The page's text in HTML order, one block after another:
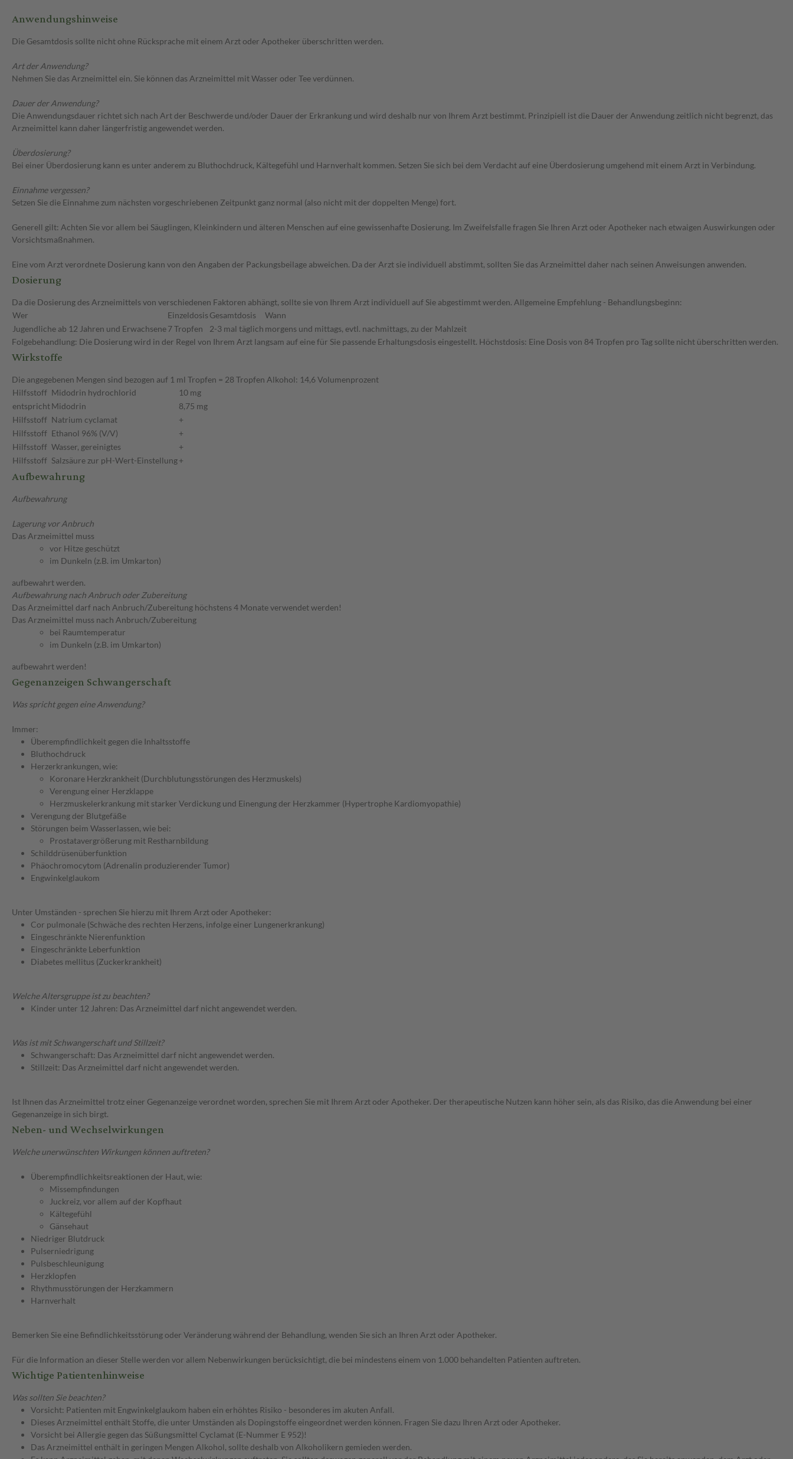
Anwendungshinweise
Die Gesamtdosis sollte nicht ohne Rücksprache mit einem Arzt oder Apotheker überschritten werden.
Art der Anwendung?
Nehmen Sie das Arzneimittel ein. Sie können das Arzneimittel mit Wasser oder Tee verdünnen.
Dauer der Anwendung?
Die Anwendungsdauer richtet sich nach Art der Beschwerde und/oder Dauer der Erkrankung und wird deshalb nur von Ihrem Arzt bestimmt. Prinzipiell ist die Dauer der Anwendung zeitlich nicht begrenzt, das
Arzneimittel kann daher längerfristig angewendet werden.
Überdosierung?
Bei einer Überdosierung kann es unter anderem zu Bluthochdruck, Kältegefühl und Harnverhalt kommen. Setzen Sie sich bei dem Verdacht auf eine Überdosierung umgehend mit einem Arzt in Verbindung.
Einnahme vergessen?
Setzen Sie die Einnahme zum nächsten vorgeschriebenen Zeitpunkt ganz normal (also nicht mit der doppelten Menge) fort.
Generell gilt: Achten Sie vor allem bei Säuglingen, Kleinkindern und älteren Menschen auf eine gewissenhafte Dosierung. Im Zweifelsfalle fragen Sie Ihren Arzt oder Apotheker nach etwaigen Auswirkungen oder
Vorsichtsmaßnahmen.
Eine vom Arzt verordnete Dosierung kann von den Angaben der Packungsbeilage abweichen. Da der Arzt sie individuell abstimmt, sollten Sie das Arzneimittel daher nach seinen Anweisungen anwenden.
Dosierung
Da die Dosierung des Arzneimittels von verschiedenen Faktoren abhängt, sollte sie von Ihrem Arzt individuell auf Sie abgestimmt werden. Allgemeine Empfehlung - Behandlungsbeginn:
Wer
Einzeldosis Gesamtdosis
Wann
Jugendliche ab 12 Jahren und Erwachsene7 Tropfen 2-3 mal täglich morgens und mittags, evtl. nachmittags, zu der Mahlzeit
Folgebehandlung: Die Dosierung wird in der Regel von Ihrem Arzt langsam auf eine für Sie passende Erhaltungsdosis eingestellt. Höchstdosis: Eine Dosis von 84 Tropfen pro Tag sollte nicht überschritten werden.
Wirkstoffe
Die angegebenen Mengen sind bezogen auf 1 ml Tropfen = 28 Tropfen Alkohol: 14,6 Volumenprozent
Hilfsstoff Midodrin hydrochlorid
10 mg
entsprichtMidodrin
8,75 mg
Hilfsstoff Natrium cyclamat
+
Hilfsstoff Ethanol 96% (V/V)
+
Hilfsstoff Wasser, gereinigtes
+
Hilfsstoff Salzsäure zur pH-Wert-Einstellung+
Aufbewahrung
Aufbewahrung
Lagerung vor Anbruch
Das Arzneimittel muss
vor Hitze geschützt
im Dunkeln (z.B. im Umkarton)
aufbewahrt werden.
Aufbewahrung nach Anbruch oder Zubereitung
Das Arzneimittel darf nach Anbruch/Zubereitung höchstens 4 Monate verwendet werden!
Das Arzneimittel muss nach Anbruch/Zubereitung
bei Raumtemperatur
im Dunkeln (z.B. im Umkarton)
aufbewahrt werden!
Gegenanzeigen Schwangerschaft
Was spricht gegen eine Anwendung?
Immer:
Überempfindlichkeit gegen die Inhaltsstoffe
Bluthochdruck
Herzerkrankungen, wie:
Koronare Herzkrankheit (Durchblutungsstörungen des Herzmuskels)
Verengung einer Herzklappe
Herzmuskelerkrankung mit starker Verdickung und Einengung der Herzkammer (Hypertrophe Kardiomyopathie)
Verengung der Blutgefäße
Störungen beim Wasserlassen, wie bei:
Prostatavergrößerung mit Restharnbildung
Schilddrüsenüberfunktion
Phäochromocytom (Adrenalin produzierender Tumor)
Engwinkelglaukom
Unter Umständen - sprechen Sie hierzu mit Ihrem Arzt oder Apotheker:
Cor pulmonale (Schwäche des rechten Herzens, infolge einer Lungenerkrankung)
Eingeschränkte Nierenfunktion
Eingeschränkte Leberfunktion
Diabetes mellitus (Zuckerkrankheit)
Welche Altersgruppe ist zu beachten?
Kinder unter 12 Jahren: Das Arzneimittel darf nicht angewendet werden.
Was ist mit Schwangerschaft und Stillzeit?
Schwangerschaft: Das Arzneimittel darf nicht angewendet werden.
Stillzeit: Das Arzneimittel darf nicht angewendet werden.
Ist Ihnen das Arzneimittel trotz einer Gegenanzeige verordnet worden, sprechen Sie mit Ihrem Arzt oder Apotheker. Der therapeutische Nutzen kann höher sein, als das Risiko, das die Anwendung bei einer
Gegenanzeige in sich birgt.
Neben- und Wechselwirkungen
Welche unerwünschten Wirkungen können auftreten?
Überempfindlichkeitsreaktionen der Haut, wie:
Missempfindungen
Juckreiz, vor allem auf der Kopfhaut
Kältegefühl
Gänsehaut
Niedriger Blutdruck
Pulserniedrigung
Pulsbeschleunigung
Herzklopfen
Rhythmusstörungen der Herzkammern
Harnverhalt
Bemerken Sie eine Befindlichkeitsstörung oder Veränderung während der Behandlung, wenden Sie sich an Ihren Arzt oder Apotheker.
Für die Information an dieser Stelle werden vor allem Nebenwirkungen berücksichtigt, die bei mindestens einem von 1.000 behandelten Patienten auftreten.
Wichtige Patientenhinweise
Was sollten Sie beachten?
Vorsicht: Patienten mit Engwinkelglaukom haben ein erhöhtes Risiko - besonderes im akuten Anfall.
Dieses Arzneimittel enthält Stoffe, die unter Umständen als Dopingstoffe eingeordnet werden können. Fragen Sie dazu Ihren Arzt oder Apotheker.
Vorsicht bei Allergie gegen das Süßungsmittel Cyclamat (E-Nummer E 952)!
Das Arzneimittel enthält in geringen Mengen Alkohol, sollte deshalb von Alkoholikern gemieden werden.